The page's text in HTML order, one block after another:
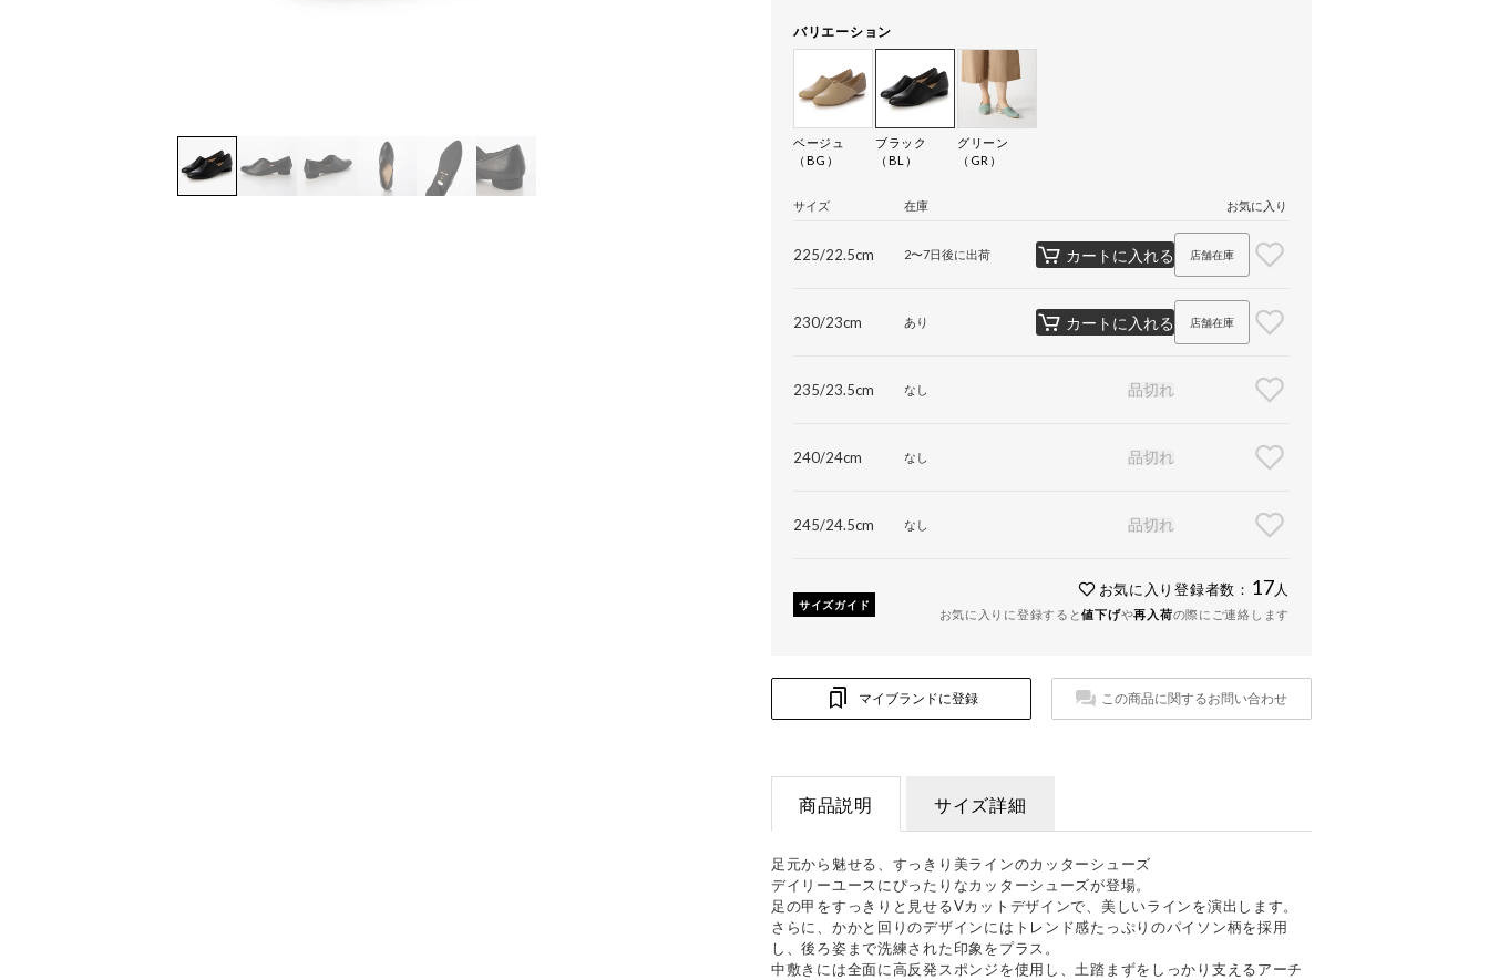
バリエーション
ベージュ
（BG）
ブラック
（BL）
グリーン
（GR）
サイズ 在庫 お気に入り
225/22.5cm 2〜7日後に出荷 カートに入れる 店舗在庫
230/23cm あり カートに入れる 店舗在庫
235/23.5cm なし 品切れ
240/24cm なし 品切れ
245/24.5cm なし 品切れ
サイズガイド
お気に入り登録者数： 17 人
お気に入りに登録すると値下げや再入荷の際にご連絡します
マイブランドに登録 この商品に関するお問い合わせ
商品説明 サイズ詳細
足元から魅せる、すっきり美ラインのカッターシューズ
デイリーユースにぴったりなカッターシューズが登場。
足の甲をすっきりと見せるVカットデザインで、美しいラインを演出します。
さらに、かかと回りのデザインにはトレンド感たっぷりのパイソン柄を採用
し、後ろ姿まで洗練された印象をプラス。
中敷きには全面に高反発スポンジを使用し、土踏まずをしっかり支えるアーチ